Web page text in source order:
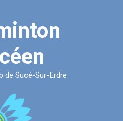
de Sucé-Sur-Erdre